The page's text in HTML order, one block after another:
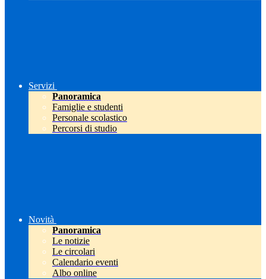
Servizi
Panoramica
Famiglie e studenti
Personale scolastico
Percorsi di studio
Novità
Panoramica
Le notizie
Le circolari
Calendario eventi
Albo online